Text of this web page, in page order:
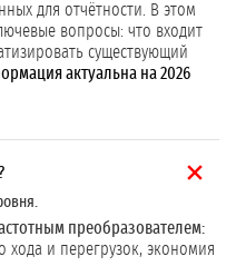
для отчётности. В этом
вопросы: что входит
существующий
актуальна на 2026
преобразователем:
хода и перегрузок, экономия